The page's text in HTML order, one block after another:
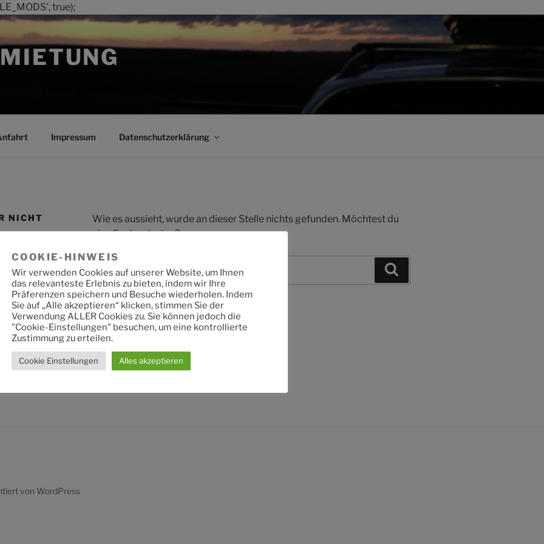
true);
Impressum Datenschutzerklärung
NICHT
Wie es aussieht, wurde an dieser Stelle nichts gefunden. Möchtest du
eine Suche starten?
Suche
nach:
von WordPress
COOKIE-HINWEIS
Wir verwenden Cookies auf unserer Website, um Ihnen
das relevanteste Erlebnis zu bieten, indem wir Ihre
Präferenzen speichern und Besuche wiederholen. Indem
Sie auf „Alle akzeptieren“ klicken, stimmen Sie der
Verwendung ALLER Cookies zu. Sie können jedoch die
"Cookie-Einstellungen" besuchen, um eine kontrollierte
Zustimmung zu erteilen.
Cookie Einstellungen Alles akzeptieren